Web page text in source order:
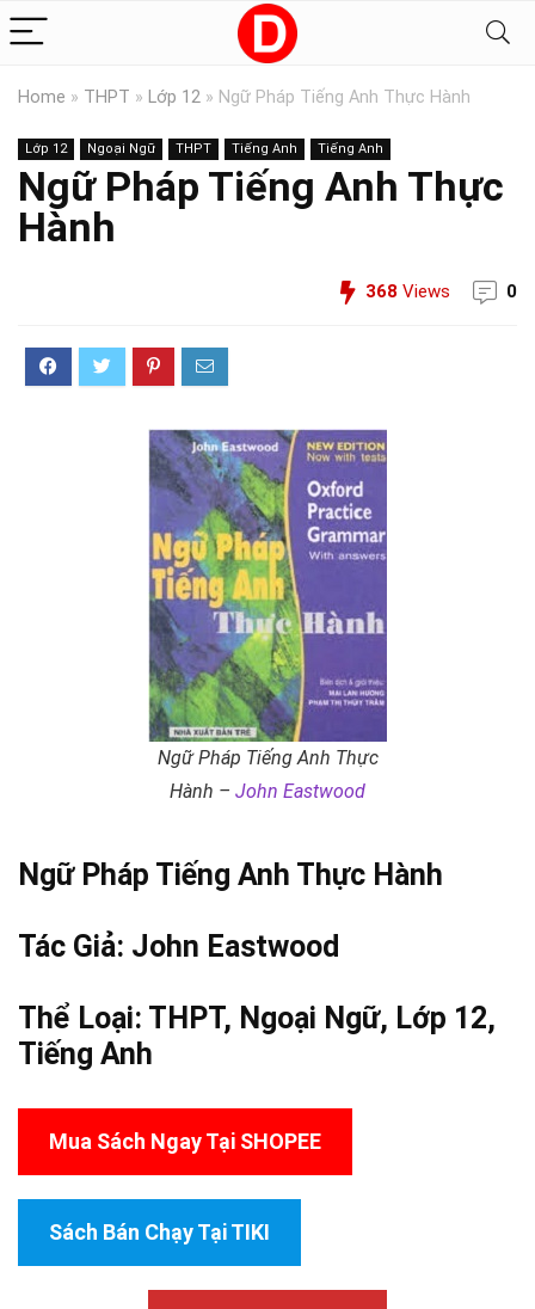
Home » THPT » Lớp 12 » Ngữ Pháp Tiếng Anh Thực Hành
Lớp 12 Ngoại Ngữ THPT Tiếng Anh Tiếng Anh
Ngữ Pháp Tiếng Anh Thực
Hành
368 Views 0
Ngữ Pháp Tiếng Anh Thực
Hành – John Eastwood
Ngữ Pháp Tiếng Anh Thực Hành
Tác Giả: John Eastwood
Thể Loại: THPT, Ngoại Ngữ, Lớp 12,
Tiếng Anh
Mua Sách Ngay Tại SHOPEE
Sách Bán Chạy Tại TIKI